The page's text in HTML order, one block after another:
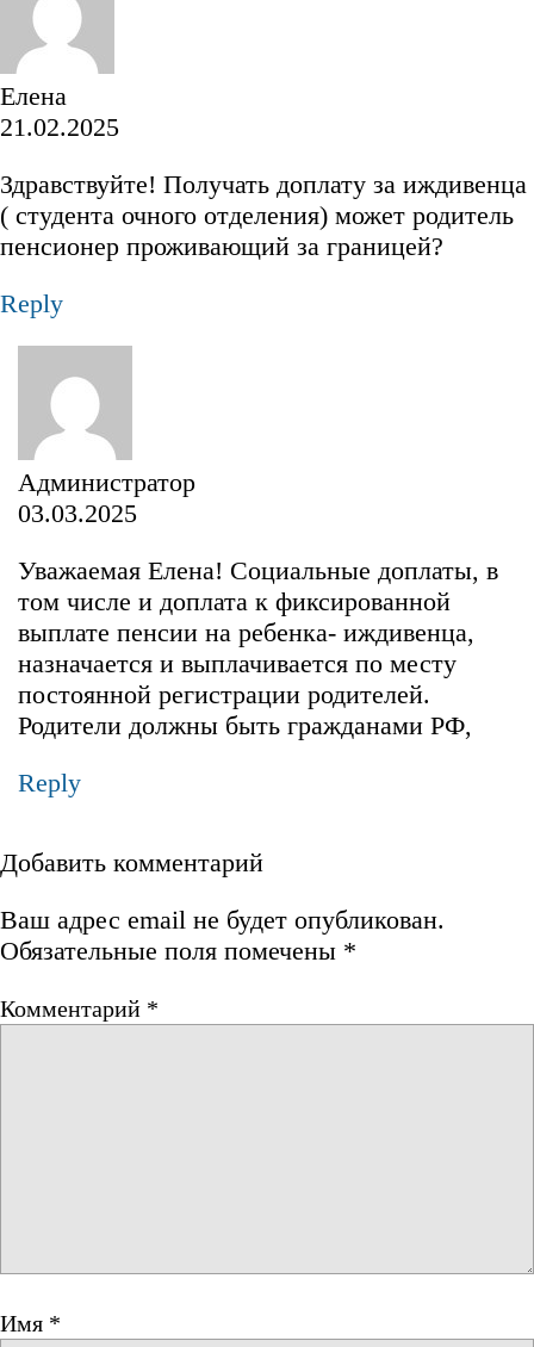
Елена
21.02.2025
Здравствуйте! Получать доплату за иждивенца
( студента очного отделения) может родитель
пенсионер проживающий за границей?
Reply
Администратор
03.03.2025
Уважаемая Елена! Социальные доплаты, в
том числе и доплата к фиксированной
выплате пенсии на ребенка- иждивенца,
назначается и выплачивается по месту
постоянной регистрации родителей.
Родители должны быть гражданами РФ,
Reply
Добавить комментарий
Ваш адрес email не будет опубликован.
Обязательные поля помечены *
Комментарий *
Имя *